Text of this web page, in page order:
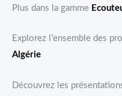
Plus dans la gamme
Explorez l’ensemble des
Algérie
Découvrez les